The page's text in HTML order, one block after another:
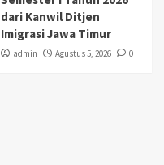
dari Kanwil Ditjen
Imigrasi Jawa Timur
admin Agustus 5, 2026 0